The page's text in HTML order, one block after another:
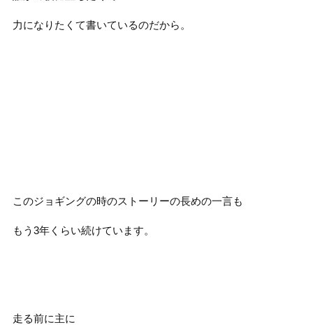
力になりたくて書いているのだから。
このジョギングの時のストーリーの長めの一言も
もう3年くらい続けています。
走る前に主に